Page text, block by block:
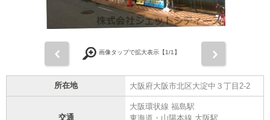
画像タップで拡大表示【1/1】
所在地 大阪府大阪市北区大淀中３丁目2-2
交通
大阪環状線 福島駅
東海道・山陽本線 大阪駅